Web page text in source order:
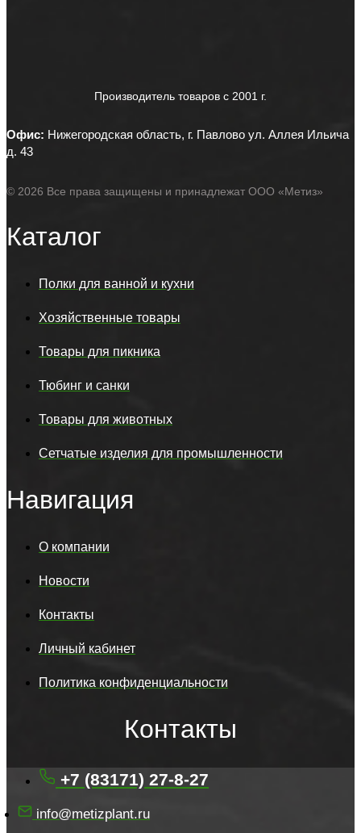
Производитель товаров c 2001 г.
Офис: Нижегородская область, г. Павлово ул. Аллея Ильича
д. 43
© 2026 Все права защищены и принадлежат ООО «Метиз»
Каталог
Полки для ванной и кухни
Хозяйственные товары
Товары для пикника
Тюбинг и санки
Товары для животных
Сетчатые изделия для промышленности
Навигация
О компании
Новости
Контакты
Личный кабинет
Политика конфиденциальности
Контакты
+7 (83171) 27-8-27
info@metizplant.ru